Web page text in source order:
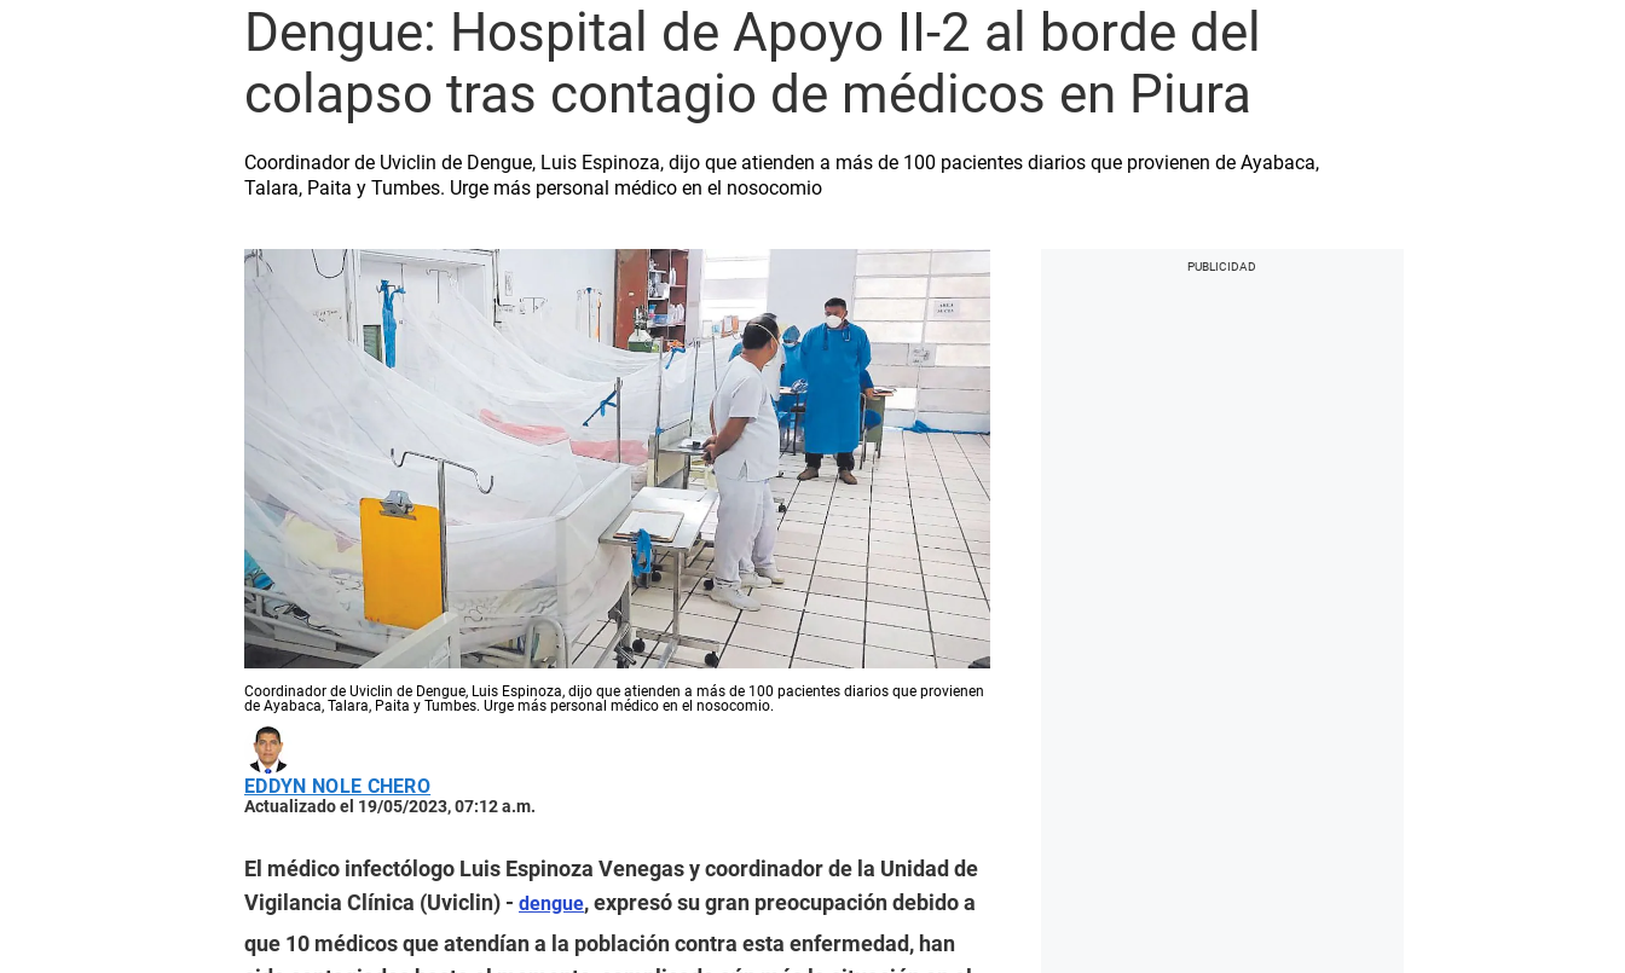
Dengue: Hospital de Apoyo II-2 al borde del
colapso tras contagio de médicos en Piura
Coordinador de Uviclin de Dengue, Luis Espinoza, dijo que atienden a más de 100 pacientes diarios que provienen de Ayabaca,
Talara, Paita y Tumbes. Urge más personal médico en el nosocomio
Coordinador de Uviclin de Dengue, Luis Espinoza, dijo que atienden a más de 100 pacientes diarios que provienen
de Ayabaca, Talara, Paita y Tumbes. Urge más personal médico en el nosocomio.
EDDYN NOLE CHERO
Actualizado el 19/05/2023, 07:12 a.m.
El médico infectólogo Luis Espinoza Venegas y coordinador de la Unidad de
Vigilancia Clínica (Uviclin) - dengue, expresó su gran preocupación debido a
que 10 médicos que atendían a la población contra esta enfermedad, han